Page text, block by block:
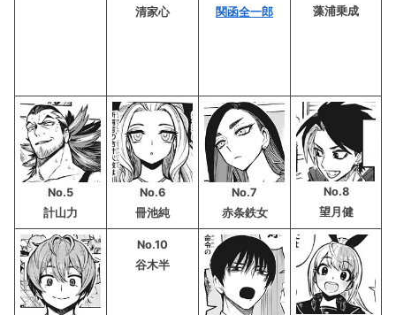
清家心
関函全一郎
藻浦乗成
No.5
計山力
No.6
冊池純
No.7
赤条鉄女
No.8
望月健
No.10
谷木半